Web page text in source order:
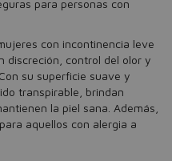
para personas con
con incontinencia leve
discreción, control del olor y
su superficie suave y
transpirable, brindan
la piel sana. Además,
aquellos con alergia a